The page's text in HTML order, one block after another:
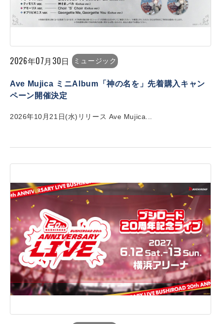
2026年07月30日 ミュージック
Ave Mujica ミニAlbum「神の名を」先着購入キャン
ペーン開催決定
2026年10月21日(水)リリース Ave Mujica...